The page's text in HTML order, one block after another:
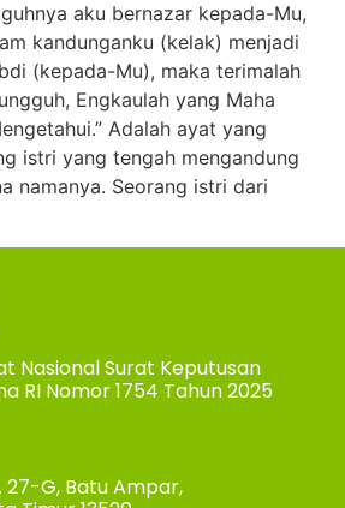
aku bernazar kepada-Mu,
kandunganku (kelak) menjadi
(kepada-Mu), maka terimalah
Engkaulah yang Maha
Adalah ayat yang
istri yang tengah mengandung
namanya. Seorang istri dari
Nasional Surat Keputusan
RI Nomor 1754 Tahun 2025
27-G, Batu Ampar,